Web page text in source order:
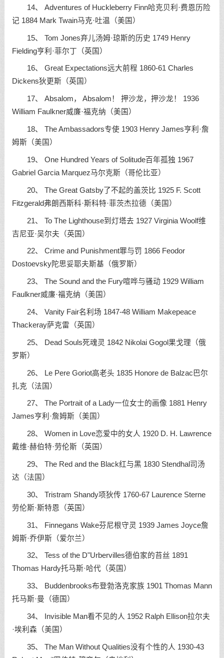
14、 Adventures of Huckleberry Finn哈克贝利·费恩历险
记 1884 Mark Twain马克·吐温（美国）
15、 Tom Jones弃儿汤姆·琼斯的历史 1749 Henry
Fielding亨利·菲尔丁（英国）
16、 Great Expectations远大前程 1860-61 Charles
Dickens狄更斯（英国）
17、 Absalom， Absalom！ 押沙龙，押沙龙！ 1936
William Faulkner威廉·福克纳（美国）
18、 The Ambassadors专使 1903 Henry James亨利·詹
姆斯（美国）
19、 One Hundred Years of Solitude百年孤独 1967
Gabriel Garcia Marquez马尔克斯（哥伦比亚）
20、 The Great Gatsby了不起的盖茨比 1925 F. Scott
Fitzgerald弗朗西斯科·斯科特·菲茨杰拉德（美国）
21、 To The Lighthouse到灯塔去 1927 Virginia Woolf维
吉尼亚·吴尔夫（英国）
22、 Crime and Punishment罪与罚 1866 Feodor
Dostoevsky陀思妥耶夫斯基（俄罗斯）
23、 The Sound and the Fury喧哗与骚动 1929 William
Faulkner威廉·福克纳（美国）
24、 Vanity Fair名利场 1847-48 William Makepeace
Thackeray萨克雷（英国）
25、 Dead Souls死魂灵 1842 Nikolai Gogol果戈理（俄
罗斯）
26、 Le Pere Goriot高老头 1835 Honore de Balzac巴尔
扎克（法国）
27、 The Portrait of a Lady一位女士的画像 1881 Henry
James亨利·詹姆斯（美国）
28、 Women in Love恋爱中的女人 1920 D. H. Lawrence
戴维·赫伯特·劳伦斯（英国）
29、 The Red and the Black红与黑 1830 Stendhal司汤
达（法国）
30、 Tristram Shandy项狄传 1760-67 Laurence Sterne
劳伦斯·斯特恩（英国）
31、 Finnegans Wake芬尼根守灵 1939 James Joyce詹
姆斯·乔伊斯（爱尔兰）
32、 Tess of the D"Urbervilles德伯家的苔丝 1891
Thomas Hardy托马斯·哈代（英国）
33、 Buddenbrooks布登勃洛克家族 1901 Thomas Mann
托马斯·曼（德国）
34、 Invisible Man看不见的人 1952 Ralph Ellison拉尔夫
·埃利森（美国）
35、 The Man Without Qualities没有个性的人 1930-43